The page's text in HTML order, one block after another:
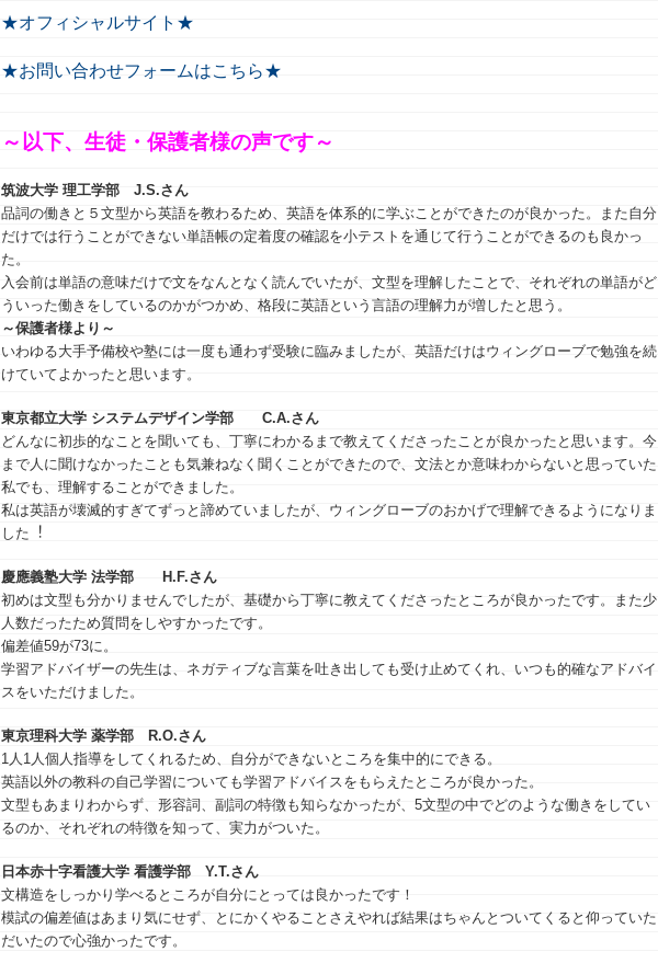
★オフィシャルサイト★
★お問い合わせフォームはこちら★
～以下、生徒・保護者様の声です～
筑波大学 理工学部 J.S.さん
品詞の働きと５文型から英語を教わるため、英語を体系的に学ぶことができたのが良かった。また自分
だけでは行うことができない単語帳の定着度の確認を小テストを通じて行うことができるのも良かっ
た。
入会前は単語の意味だけで文をなんとなく読んでいたが、文型を理解したことで、それぞれの単語がど
ういった働きをしているのかがつかめ、格段に英語という言語の理解力が増したと思う。
～保護者様より～
いわゆる大手予備校や塾には一度も通わず受験に臨みましたが、英語だけはウィングローブで勉強を続
けていてよかったと思います。
東京都立大学 システムデザイン学部 C.A.さん
どんなに初歩的なことを聞いても、丁寧にわかるまで教えてくださったことが良かったと思います。今
まで⼈に聞けなかったことも気兼ねなく聞くことができたので、⽂法とか意味わからないと思っていた
私でも、理解することができました。
私は英語が壊滅的すぎてずっと諦めていましたが、ウィングローブのおかげで理解できるようになりま
した︕
慶應義塾大学 法学部
H.F.さん
初めは⽂型も分かりませんでしたが、基礎から丁寧に教えてくださったところが良かったです。また少
⼈数だったため質問をしやすかったです。
偏差値59が73に。
学習アドバイザーの先生は、ネガティブな⾔葉を吐き出しても受け⽌めてくれ、いつも的確なアドバイ
スをいただけました。
東京理科大学 薬学部
R.O.さん
1人1人個人指導をしてくれるため、自分ができないところを集中的にできる。
英語以外の教科の自己学習についても学習アドバイスをもらえたところが良かった。
文型もあまりわからず、形容詞、副詞の特徴も知らなかったが、5文型の中でどのような働きをしてい
るのか、それぞれの特徴を知って、実力がついた。
日本赤十字看護大学 看護学部 Y.T.さん
文構造をしっかり学べるところが自分にとっては良かったです！
模試の偏差値はあまり気にせず、とにかくやることさえやれば結果はちゃんとついてくると仰っていた
だいたので心強かったです。